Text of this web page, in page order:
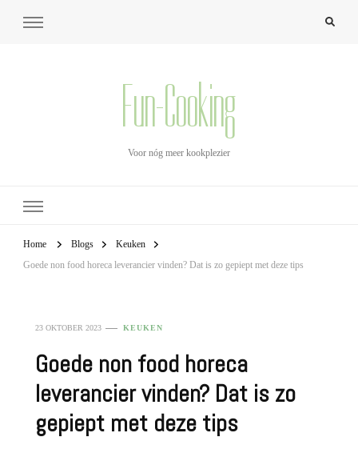
Fun-Cooking
Voor nóg meer kookplezier
Home Blogs
Keuken
Goede non food horeca leverancier vinden? Dat is zo gepiept met deze tips
23 OKTOBER 2023 KEUKEN
Goede non food horeca
leverancier vinden? Dat is zo
gepiept met deze tips